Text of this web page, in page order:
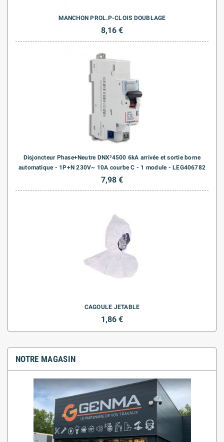
MANCHON PROL.P-CLOIS DOUBLAGE
8,16 €
Disjoncteur Phase+Neutre DNX³4500 6kA arrivée et sortie borne
automatique - 1P+N 230V~ 10A courbe C - 1 module - LEG406782
7,98 €
CAGOULE JETABLE
1,86 €
NOTRE MAGASIN